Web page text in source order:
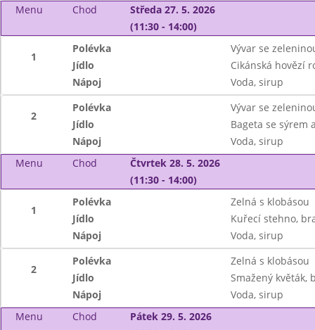
Menu
Chod
Středa 27. 5. 2026
(11:30 - 14:00)
1
Polévka
Vývar se
Jídlo
Cikánská hovězí
Nápoj
Voda, sirup
2
Polévka
Vývar se
Jídlo
Bageta se sýrem
Nápoj
Voda, sirup
Menu
Chod
Čtvrtek 28. 5. 2026
(11:30 - 14:00)
1
Polévka
Zelná s klobásou
Jídlo
Kuřecí stehno,
Nápoj
Voda, sirup
2
Polévka
Zelná s klobásou
Jídlo
Smažený květák,
Nápoj
Voda, sirup
Menu
Chod
Pátek 29. 5. 2026